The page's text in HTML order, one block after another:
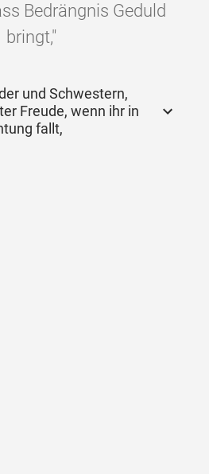
Bedrängnis Geduld
bringt,"
und Schwestern,
Freude, wenn ihr in
fallt,